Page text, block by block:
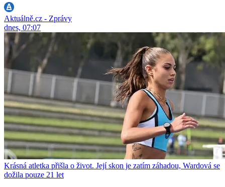
Aktuálně.cz - Zprávy
dnes, 07:07
Krásná atletka přišla o život. Její skon je zatím záhadou, Wardová se
dožila pouze 21 let